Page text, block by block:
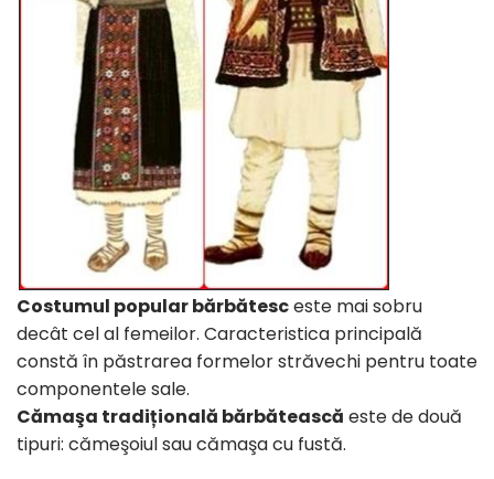
Costumul popular bărbătesceste mai sobru
decât cel al femeilor. Caracteristica principală
constă în păstrarea formelor străvechi pentru toate
componentele sale.
Cămaşa tradițională bărbătească este de două
tipuri: cămeşoiul sau cămaşa cu fustă.